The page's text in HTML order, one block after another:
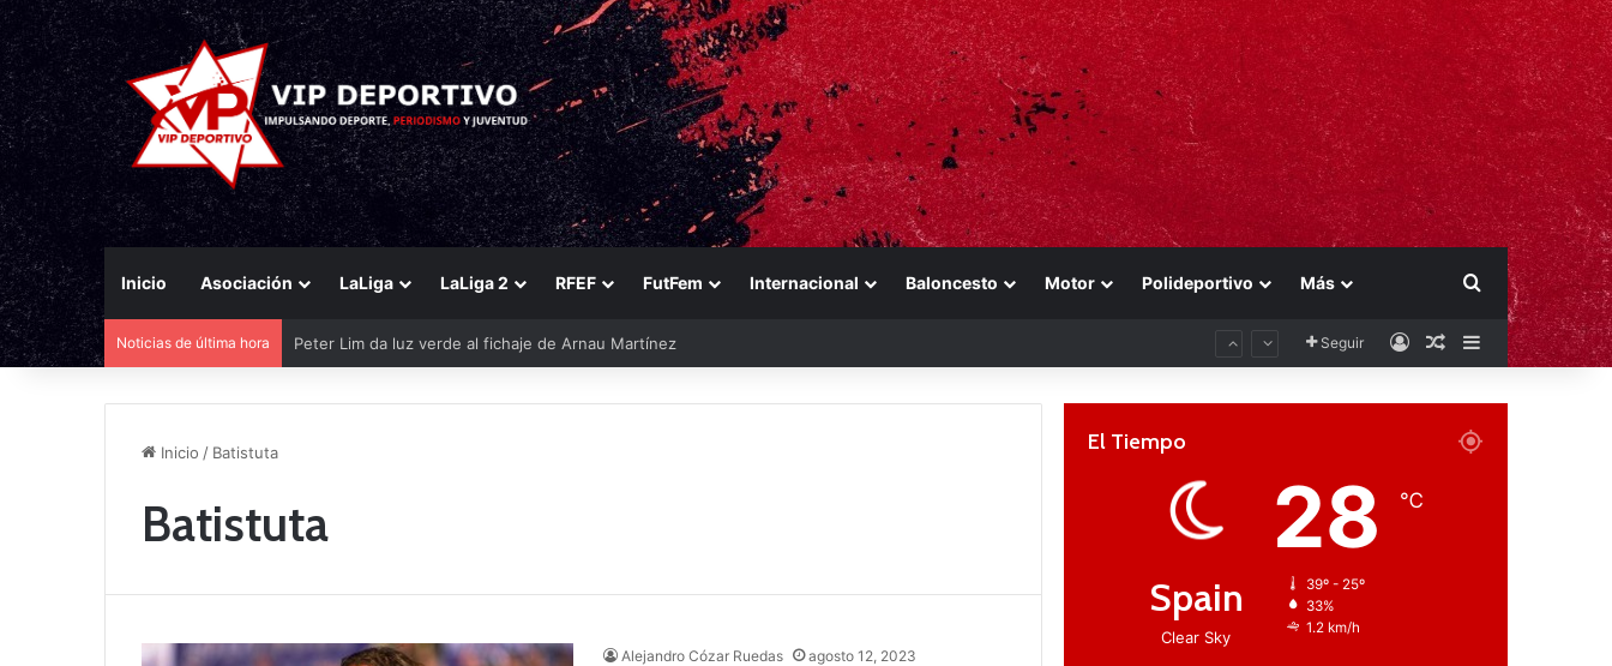
Inicio Asociación LaLiga LaLiga 2 RFEF FutFem Internacional Baloncesto Motor Polideportivo Más Buscar por
Noticias de última hora Peter Lim da luz verde al fichaje de Arnau Martínez Seguir AccesoPublicación al
Barra lateral
Inicio / Batistuta
Batistuta
Alejandro Cózar Ruedas
agosto 12, 2023
El Tiempo
Spain
Clear Sky
28 ℃
39º - 25º
33%
1.2 km/h